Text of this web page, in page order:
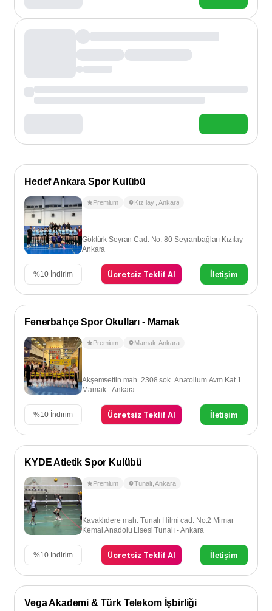
Hedef Ankara Spor Kulübü
Premium Kızılay ,Ankara
Göktürk Seyran Cad. No: 80 Seyranbağları Kızılay -
Ankara
%10 İndirim Ücretsiz Teklif Al İletişim
Fenerbahçe Spor Okulları - Mamak
Premium Mamak ,Ankara
Akşemsettin mah. 2308 sok. Anatolium Avm Kat 1
Mamak - Ankara
%10 İndirim Ücretsiz Teklif Al İletişim
KYDE Atletik Spor Kulübü
Premium Tunalı ,Ankara
Kavaklıdere mah. Tunalı Hilmi cad. No:2 Mimar
Kemal Anadolu Lisesi Tunalı - Ankara
%10 İndirim Ücretsiz Teklif Al İletişim
Vega Akademi & Türk Telekom İşbirliği